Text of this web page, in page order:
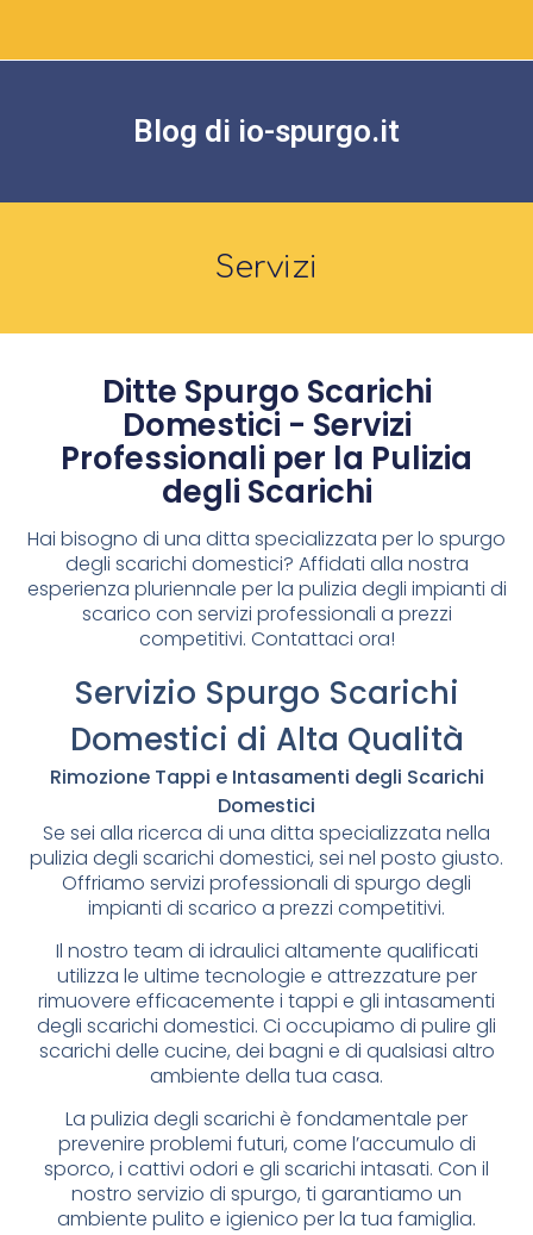
Blog di io-spurgo.it
Servizi
Ditte Spurgo Scarichi
Domestici - Servizi
Professionali per la Pulizia
degli Scarichi
Hai bisogno di una ditta specializzata per lo spurgo
degli scarichi domestici? Affidati alla nostra
esperienza pluriennale per la pulizia degli impianti di
scarico con servizi professionali a prezzi
competitivi. Contattaci ora!
Servizio Spurgo Scarichi
Domestici di Alta Qualità
Rimozione Tappi e Intasamenti degli Scarichi
Domestici
Se sei alla ricerca di una ditta specializzata nella
pulizia degli scarichi domestici, sei nel posto giusto.
Offriamo servizi professionali di spurgo degli
impianti di scarico a prezzi competitivi.
Il nostro team di idraulici altamente qualificati
utilizza le ultime tecnologie e attrezzature per
rimuovere efficacemente i tappi e gli intasamenti
degli scarichi domestici. Ci occupiamo di pulire gli
scarichi delle cucine, dei bagni e di qualsiasi altro
ambiente della tua casa.
La pulizia degli scarichi è fondamentale per
prevenire problemi futuri, come l’accumulo di
sporco, i cattivi odori e gli scarichi intasati. Con il
nostro servizio di spurgo, ti garantiamo un
ambiente pulito e igienico per la tua famiglia.